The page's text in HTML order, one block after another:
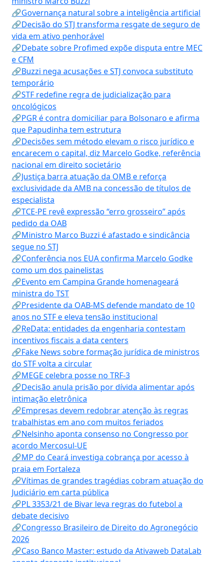
🔗Governança natural sobre a inteligência artificial
🔗Decisão do STJ transforma resgate de seguro de
vida em ativo penhorável
🔗Debate sobre Profimed expõe disputa entre MEC
e CFM
🔗Buzzi nega acusações e STJ convoca substituto
temporário
🔗STF redefine regra de judicialização para
oncológicos
🔗PGR é contra domiciliar para Bolsonaro e afirma
que Papudinha tem estrutura
🔗Decisões sem método elevam o risco jurídico e
encarecem o capital, diz Marcelo Godke, referência
nacional em direito societário
🔗Justiça barra atuação da OMB e reforça
exclusividade da AMB na concessão de títulos de
especialista
🔗TCE-PE revê expressão “erro grosseiro” após
pedido da OAB
🔗Ministro Marco Buzzi é afastado e sindicância
segue no STJ
🔗Conferência nos EUA confirma Marcelo Godke
como um dos painelistas
🔗Evento em Campina Grande homenageará
ministra do TST
🔗Presidente da OAB-MS defende mandato de 10
anos no STF e eleva tensão institucional
🔗ReData: entidades da engenharia contestam
incentivos fiscais a data centers
🔗Fake News sobre formação jurídica de ministros
do STF volta a circular
🔗MEGE celebra posse no TRF-3
🔗Decisão anula prisão por dívida alimentar após
intimação eletrônica
🔗Empresas devem redobrar atenção às regras
trabalhistas em ano com muitos feriados
🔗Nelsinho aponta consenso no Congresso por
acordo Mercosul-UE
🔗MP do Ceará investiga cobrança por acesso à
praia em Fortaleza
🔗Vítimas de grandes tragédias cobram atuação do
Judiciário em carta pública
🔗PL 3353/21 de Bivar leva regras do futebol a
debate decisivo
🔗Congresso Brasileiro de Direito do Agronegócio
2026
🔗Caso Banco Master: estudo da Ativaweb DataLab